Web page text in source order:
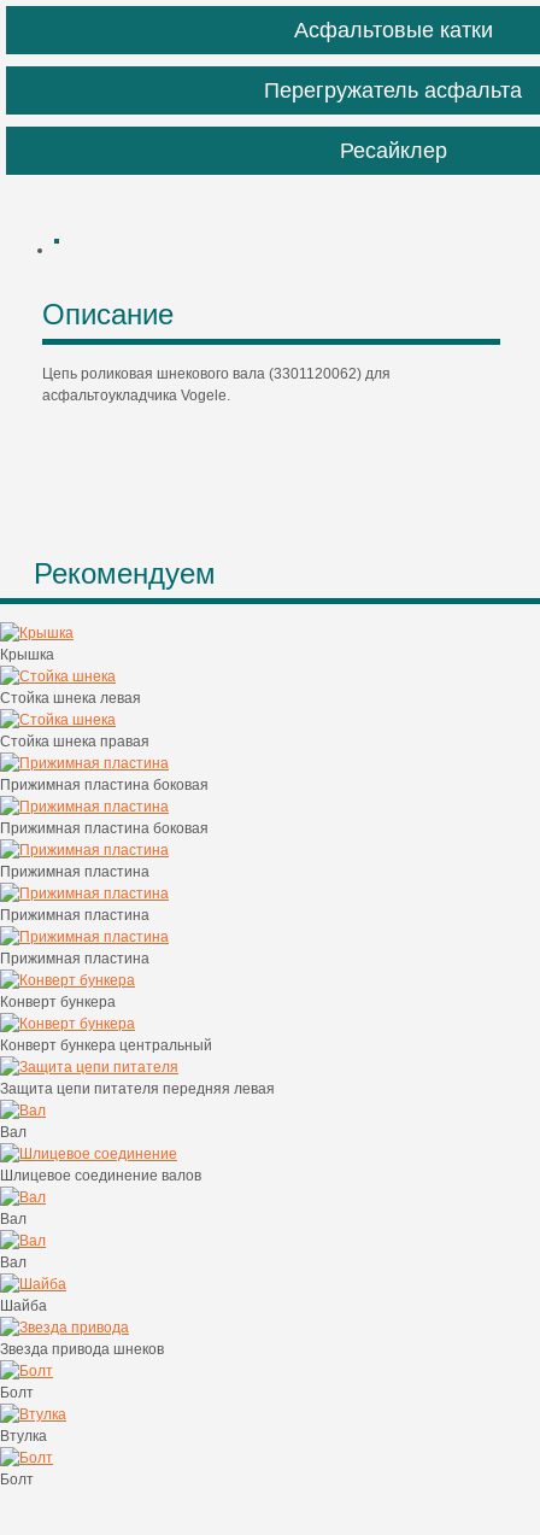
Асфальтовые катки
Перегружатель асфальта
Ресайклер
Описание
Цепь роликовая шнекового вала (3301120062) для
асфальтоукладчика Vogele.
Рекомендуем
Крышка
Стойка шнека левая
Стойка шнека правая
Прижимная пластина боковая
Прижимная пластина боковая
Прижимная пластина
Прижимная пластина
Прижимная пластина
Конверт бункера
Конверт бункера центральный
Защита цепи питателя передняя левая
Вал
Шлицевое соединение валов
Вал
Вал
Шайба
Звезда привода шнеков
Болт
Втулка
Болт